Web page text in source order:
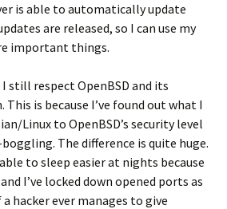
is able to automatically update
are released, so I can use my
important things.
still respect OpenBSD and its
This is because I’ve found out what I
Linux to OpenBSD’s security level
The difference is quite huge.
to sleep easier at nights because
I’ve locked down opened ports as
hacker ever manages to give